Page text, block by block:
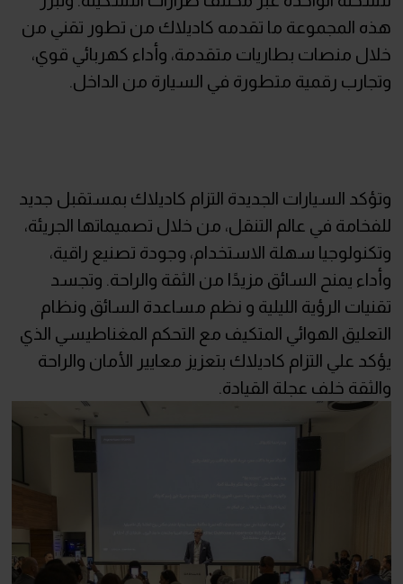
هذه المجموعة ما تقدمه كاديلاك من تطور تقني من
خلال منصات بطاريات متقدمة، وأداء كهربائي قوي،
وتجارب رقمية متطورة في السيارة من الداخل.
وتؤكد السيارات الجديدة التزام كاديلاك بمستقبل جديد
للفخامة في عالم التنقل، من خلال تصميماتها الجريئة،
وتكنولوجيا سهلة الاستخدام، وجودة تصنيع راقية،
وأداء يمنح السائق مزيدًا من الثقة والراحة. وتجسد
تقنيات الرؤية الليلية و نظم مساعدة السائق ونظام
التعليق الهوائي المتكيف مع التحكم المغناطيسي الذي
يؤكد علي التزام كاديلاك بتعزيز معايير الأمان والراحة
والثقة خلف عجلة القيادة.